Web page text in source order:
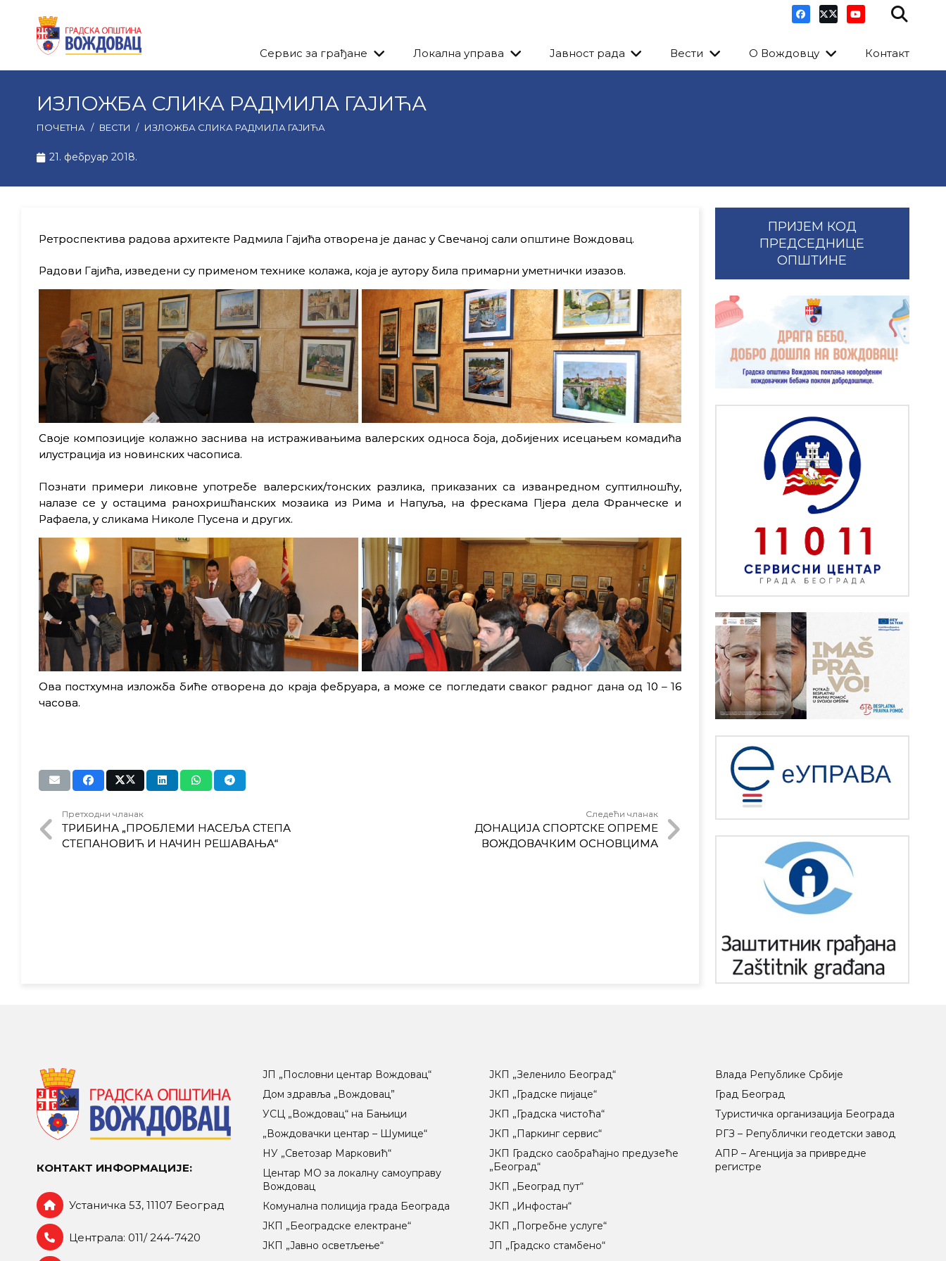
Сервис за грађане Локална управа Јавност рада Вести О Вождовцу Контакт
ИЗЛОЖБА СЛИКА РАДМИЛА ГАЈИЋА
ПОЧЕТНА / ВЕСТИ / ИЗЛОЖБА СЛИКА РАДМИЛА ГАЈИЋА
21. фебруар 2018.
Ретроспектива радова архитекте Радмила Гајића отворена је данас у Свечаној сали општине Вождовац.
Радови Гајића, изведени су применом технике колажа, која је аутору била примарни уметнички изазов.
Своје композиције колажно заснива на истраживањима валерских односа боја, добијених исецањем комадића
илустрација из новинских часописа.
Познати примери ликовне употребе валерских/тонских разлика, приказаних са изванредном суптилношћу,
налазе се у остацима ранохришћанских мозаика из Рима и Напуља, на фрескама Пјера дела Франческе и
Рафаела, у сликама Николе Пусена и других.
Ова постхумна изложбa биће отворена до краја фебруара, а може се погледати сваког радног дана од 10 – 16
часова.
Претходни чланак
ТРИБИНА „ПРОБЛЕМИ НАСЕЉА СТЕПА
СТЕПАНОВИЋ И НАЧИН РЕШАВАЊА“
Следећи чланак
ДОНАЦИЈА СПОРТСКЕ ОПРЕМЕ
ВОЖДОВАЧКИМ ОСНОВЦИМА
ПРИЈЕМ КОД
ПРЕДСЕДНИЦЕ
ОПШТИНЕ
КОНТАКТ ИНФОРМАЦИЈЕ:
Устаничка 53, 11107 Београд
Централа: 011/ 244-7420
ЈП „Пословни центар Вождовац“
Дом здравља „Вождовац”
УСЦ „Вождовац“ на Бањици
„Вождовачки центар – Шумице“
НУ „Светозар Марковић“
Центар МO за локалну самоуправу
Вождовац
Комунална полиција града Београда
ЈКП „Београдске електране“
ЈКП „Јавно осветљење“
ЈКП „Зеленило Београд“
ЈКП „Градске пијаце“
ЈКП „Градска чистоћа“
ЈКП „Паркинг сервис“
ЈКП Градско саобраћајно предузеће
„Београд“
ЈКП „Београд пут“
ЈКП „Инфостан“
ЈКП „Погребне услуге“
ЈП „Градско стамбено“
Влада Републике Србије
Град Београд
Туристичка организација Београда
РГЗ – Републички геодетски завод
АПР – Агенција за привредне
регистре